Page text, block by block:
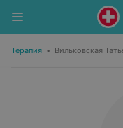
Терапия • Вильковская